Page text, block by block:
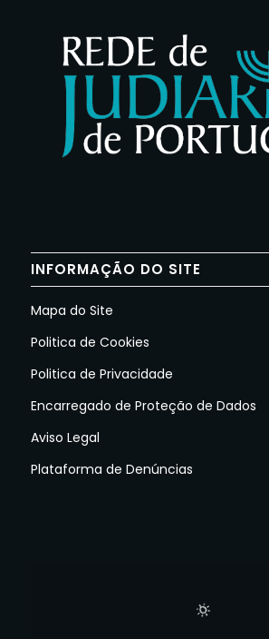
INFORMAÇÃO DO SITE
Mapa do Site
Politica de Cookies
Politica de Privacidade
Encarregado de Proteção de Dados
Aviso Legal
Plataforma de Denúncias